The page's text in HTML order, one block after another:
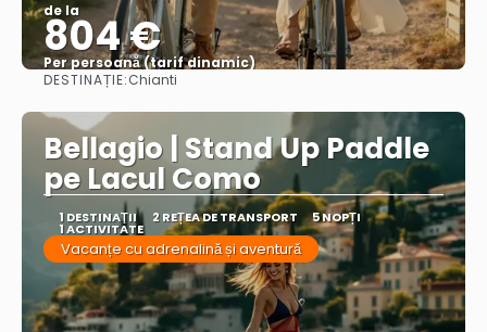
de la
804 €
Per persoană (tarif dinamic)
DESTINAȚIE:Chianti
Bellagio | Stand Up Paddle
pe Lacul Como
1 DESTINAŢII 2 REȚEA DE TRANSPORT 5 NOPȚI
1 ACTIVITATE
Vacanțe cu adrenalină și aventură